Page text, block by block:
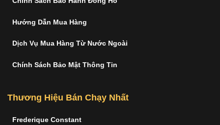
Hướng Dẫn Mua Hàng
Dịch Vụ Mua Hàng Từ Nước Ngoài
Chính Sách Bảo Mật Thông Tin
Thương Hiệu Bán Chạy Nhất
Frederique Constant